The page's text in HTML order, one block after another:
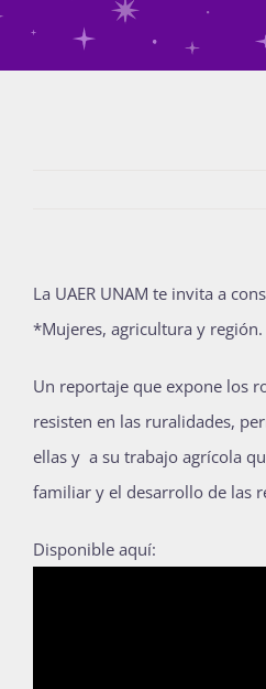
Atención de la
La
La UAER UNAM te invita a
*Mujeres, agricultura y
Un reportaje que expone los
resisten en las ruralidades,
ellas y a su trabajo agrícola
familiar y el desarrollo de las
Disponible aquí: